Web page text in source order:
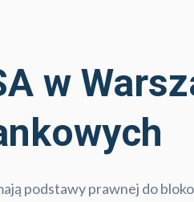
w
podstawy prawnej do